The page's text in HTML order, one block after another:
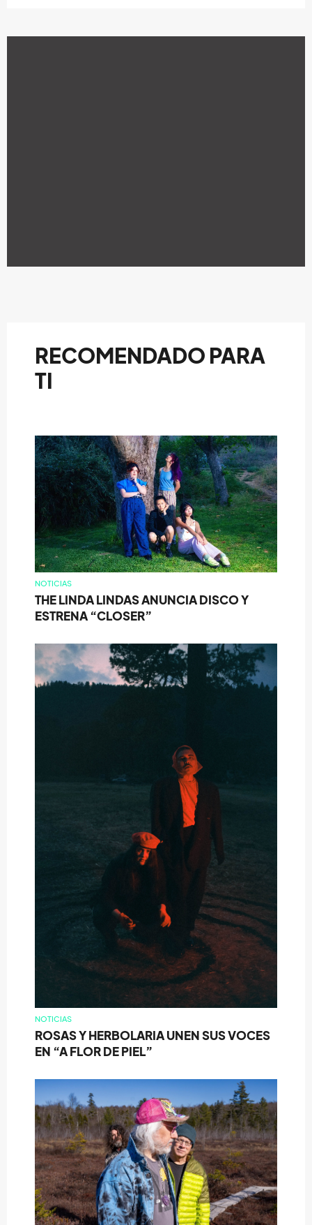
RECOMENDADO PARA
TI
NOTICIAS
THE LINDA LINDAS ANUNCIA DISCO Y
ESTRENA “CLOSER”
NOTICIAS
ROSAS Y HERBOLARIA UNEN SUS VOCES
EN “A FLOR DE PIEL”